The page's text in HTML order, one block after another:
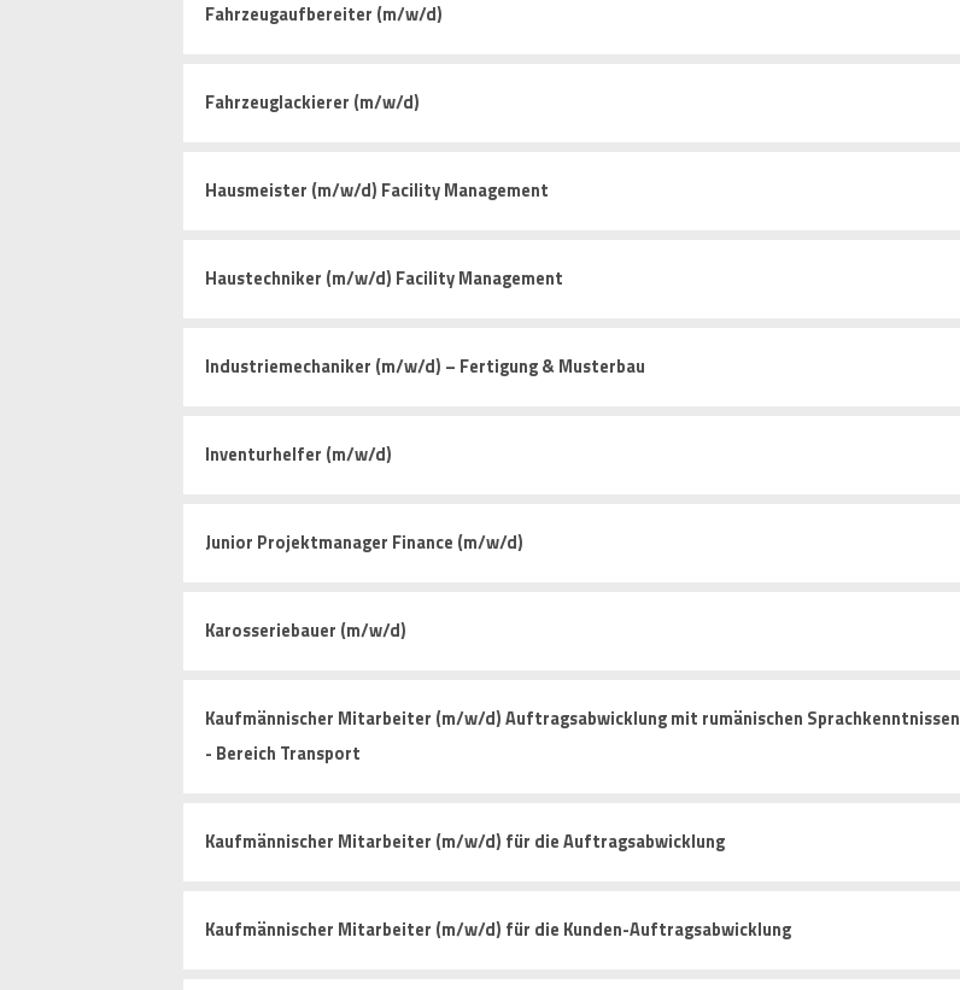
Fahrzeugaufbereiter (m/w/d)
Fahrzeuglackierer (m/w/d)
Hausmeister (m/w/d) Facility Management
Haustechniker (m/w/d) Facility Management
Industriemechaniker (m/w/d) – Fertigung & Musterbau
Inventurhelfer (m/w/d)
Junior Projektmanager Finance (m/w/d)
Karosseriebauer (m/w/d)
Kaufmännischer Mitarbeiter (m/w/d) Auftragsabwicklung mit rumänischen Sprachkenntnissen
- Bereich Transport
Kaufmännischer Mitarbeiter (m/w/d) für die Auftragsabwicklung
Kaufmännischer Mitarbeiter (m/w/d) für die Kunden-Auftragsabwicklung